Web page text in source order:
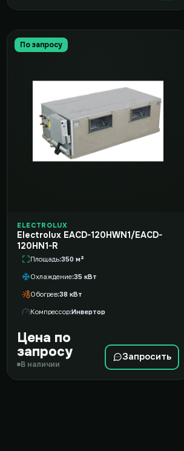
По запросу
ELECTROLUX
Electrolux EACD-120HWN1/EACD-
120HN1-R
Площадь 350 м²
Охлаждение 35 кВт
Обогрев 38 кВт
Компрессор Инвертор
Цена по
запросу
В наличии
Запросить